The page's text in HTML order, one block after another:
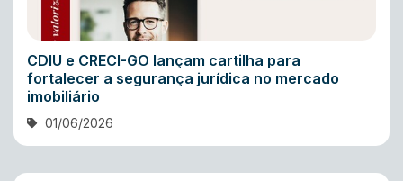
CDIU e CRECI-GO lançam cartilha para
fortalecer a segurança jurídica no mercado
imobiliário
01/06/2026